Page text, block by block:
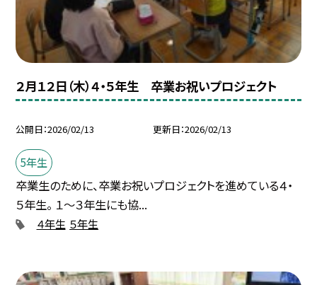
２月１２日（木）４・５年生 卒業お祝いプロジェクト
公開日 2026/02/13 更新日 2026/02/13
5年生
卒業生のために、卒業お祝いプロジェクトを進めている４・
５年生。 １～３年生にも協...
４年生 ５年生